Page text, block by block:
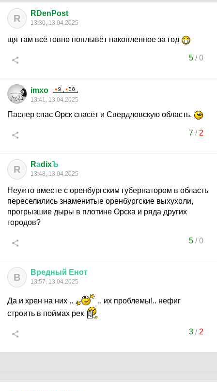
R RDenPost
13:30, 13.04.2025
щя там всё говно поплывёт накопленное за год
5/0
imxo
13:41, 13.04.2025
Паслер спас Орск спасёт и Свердловскую область.
7/ 2
R RаdixЪ
13:48, 13.04.2025
Неужто вместе с оренбургским губернатором в область
переселились знаменитые оренбургские выхухоли,
прогрызшие дыры в плотине Орска и ряда других
городов?
5/0
В Вредный Енот
13:57, 13.04.2025
Да и хрен на них ..
.. их проблемы!.. нефиг
строить в поймах рек
3/ 2